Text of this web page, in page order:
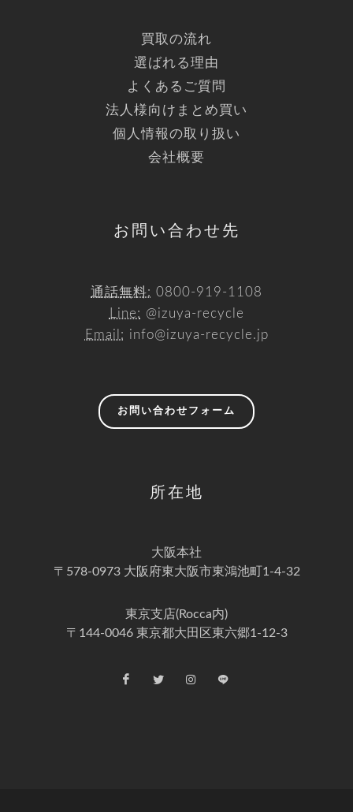
買取の流れ
選ばれる理由
よくあるご質問
法人様向けまとめ買い
個人情報の取り扱い
会社概要
お問い合わせ先
通話無料: 0800-919-1108
Line: @izuya-recycle
Email: info@izuya-recycle.jp
お問い合わせフォーム
所在地
大阪本社
〒578-0973 大阪府東大阪市東鴻池町1-4-32
東京支店(Rocca内)
〒144-0046 東京都大田区東六郷1-12-3